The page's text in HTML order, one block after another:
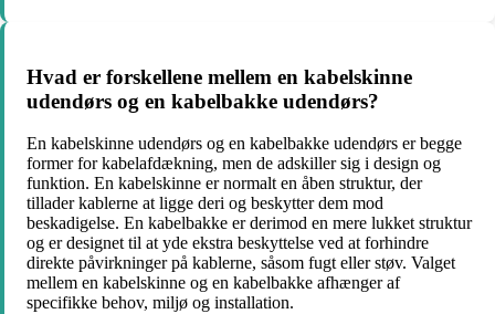
Hvad er forskellene mellem en kabelskinne
udendørs og en kabelbakke udendørs?
En kabelskinne udendørs og en kabelbakke udendørs er begge
former for kabelafdækning, men de adskiller sig i design og
funktion. En kabelskinne er normalt en åben struktur, der
tillader kablerne at ligge deri og beskytter dem mod
beskadigelse. En kabelbakke er derimod en mere lukket struktur
og er designet til at yde ekstra beskyttelse ved at forhindre
direkte påvirkninger på kablerne, såsom fugt eller støv. Valget
mellem en kabelskinne og en kabelbakke afhænger af
specifikke behov, miljø og installation.